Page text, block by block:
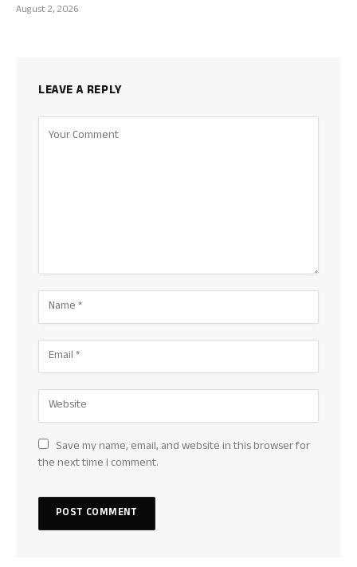
August 2, 2026
LEAVE A REPLY
Save my name, email, and website in this browser for
the next time I comment.